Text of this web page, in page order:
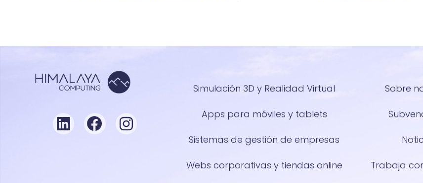
Simulación 3D y Realidad Virtual
Apps para móviles y tablets
Sistemas de gestión de empresas
Webs corporativas y tiendas online
Sobre
Trabaja